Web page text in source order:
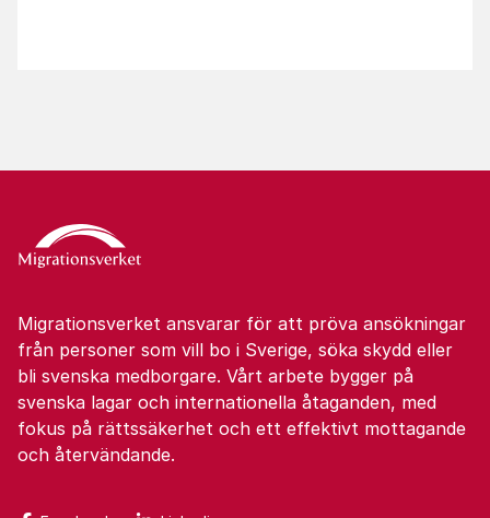
Migrationsverket ansvarar för att pröva ansökningar
från personer som vill bo i Sverige, söka skydd eller
bli svenska medborgare. Vårt arbete bygger på
svenska lagar och internationella åtaganden, med
fokus på rättssäkerhet och ett effektivt mottagande
och återvändande.